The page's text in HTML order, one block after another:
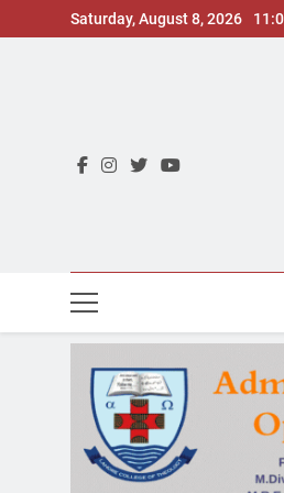
to
Saturday, August 8, 2026